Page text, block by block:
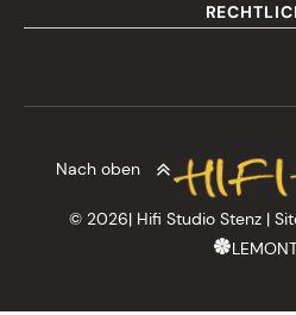
Nach oben
© 2026| Hifi Studio Stenz |